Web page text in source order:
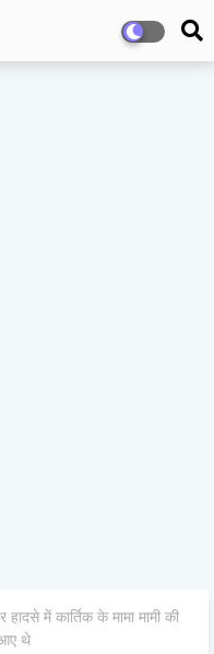
में कार्तिक के मामा मामी की
थे